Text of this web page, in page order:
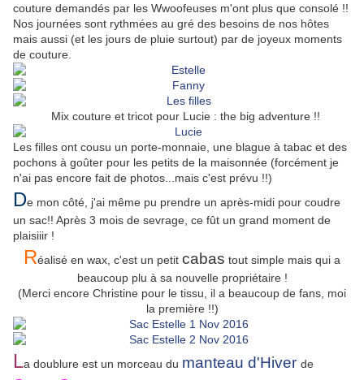
couture demandés par les Wwoofeuses m'ont plus que consolé !!
Nos journées sont rythmées au gré des besoins de nos hôtes
mais aussi (et les jours de pluie surtout) par de joyeux moments
de couture.
Mix couture et tricot pour Lucie : the big adventure !!
Les filles ont cousu un porte-monnaie, une blague à tabac et des
pochons à goûter pour les petits de la maisonnée (forcément je
n'ai pas encore fait de photos...mais c'est prévu !!)
De mon côté, j'ai même pu prendre un après-midi pour coudre
un sac!! Après 3 mois de sevrage, ce fût un grand moment de
plaisiiir !
Réalisé en wax, c'est un petit cabas tout simple mais qui a
beaucoup plu à sa nouvelle propriétaire !
(Merci encore Christine pour le tissu, il a beaucoup de fans, moi
la première !!)
La doublure est un morceau du manteau d'Hiver de